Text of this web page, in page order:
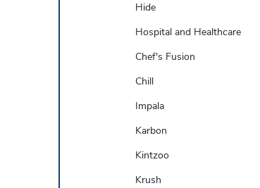
Hide
Hospital and Healthcare
Chef's Fusion
Chill
Impala
Karbon
Kintzoo
Krush